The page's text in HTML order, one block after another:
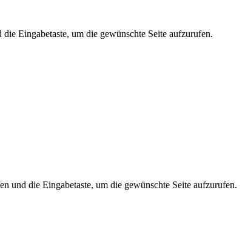
Eingabetaste, um die gewünschte Seite aufzurufen.
und die Eingabetaste, um die gewünschte Seite aufzurufen.